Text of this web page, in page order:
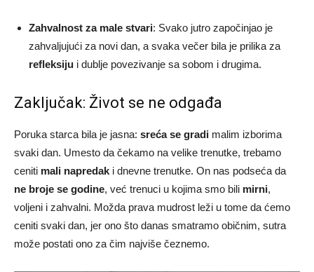
Zahvalnost za male stvari: Svako jutro započinjao je
zahvaljujući za novi dan, a svaka večer bila je prilika za
refleksiju i dublje povezivanje sa sobom i drugima.
Zaključak: Život se ne odgađa
Poruka starca bila je jasna: sreća se gradi malim izborima
svaki dan. Umesto da čekamo na velike trenutke, trebamo
ceniti mali napredak i dnevne trenutke. On nas podseća da
ne broje se godine, već trenuci u kojima smo bili mirni,
voljeni i zahvalni. Možda prava mudrost leži u tome da ćemo
ceniti svaki dan, jer ono što danas smatramo običnim, sutra
može postati ono za čim najviše čeznemo.